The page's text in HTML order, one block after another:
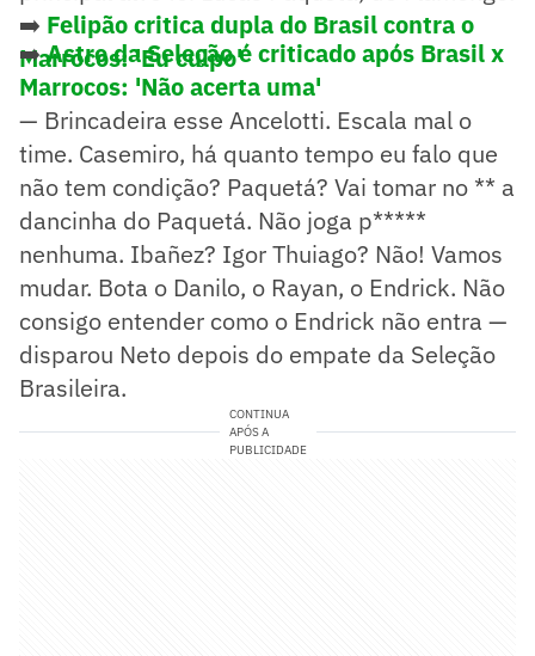
➡️ Felipão critica dupla do Brasil contra o
Marrocos: 'Eu culpo'
➡️Astro da Seleção é criticado após Brasil x
Marrocos: 'Não acerta uma'
— Brincadeira esse Ancelotti. Escala mal o
time. Casemiro, há quanto tempo eu falo que
não tem condição? Paquetá? Vai tomar no ** a
dancinha do Paquetá. Não joga p*****
nenhuma. Ibañez? Igor Thuiago? Não! Vamos
mudar. Bota o Danilo, o Rayan, o Endrick. Não
consigo entender como o Endrick não entra —
disparou Neto depois do empate da Seleção
Brasileira.
CONTINUA
APÓS A
PUBLICIDADE